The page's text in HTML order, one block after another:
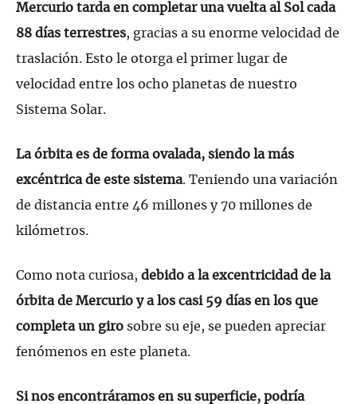
Mercurio tarda en completar una vuelta al Sol cada
88 días terrestres, gracias a su enorme velocidad de
traslación. Esto le otorga el primer lugar de
velocidad entre los ocho planetas de nuestro
Sistema Solar.
La órbita es de forma ovalada, siendo la más
excéntrica de este sistema. Teniendo una variación
de distancia entre 46 millones y 70 millones de
kilómetros.
Como nota curiosa, debido a la excentricidad de la
órbita de Mercurio y a los casi 59 días en los que
completa un giro sobre su eje, se pueden apreciar
fenómenos en este planeta.
Si nos encontráramos en su superficie, podría